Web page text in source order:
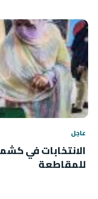
عاجل
الانتخابات في
للمقاطعة